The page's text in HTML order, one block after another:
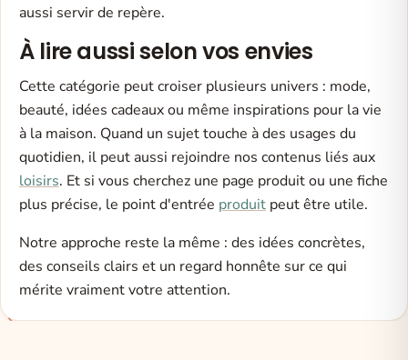
aussi servir de repère.
À lire aussi selon vos envies
Cette catégorie peut croiser plusieurs univers : mode,
beauté, idées cadeaux ou même inspirations pour la vie
à la maison. Quand un sujet touche à des usages du
quotidien, il peut aussi rejoindre nos contenus liés aux
loisirs. Et si vous cherchez une page produit ou une fiche
plus précise, le point d'entrée produit peut être utile.
Notre approche reste la même : des idées concrètes,
des conseils clairs et un regard honnête sur ce qui
mérite vraiment votre attention.